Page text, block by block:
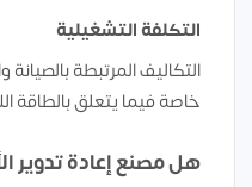
التكلفة التشغيلية
التكاليف المرتبطة
خاصة فيما يتعلق بالطاقة
هل مصنع إعادة تدوير